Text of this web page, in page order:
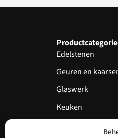
Edelstenen
Geuren en
Glaswerk
Keuken